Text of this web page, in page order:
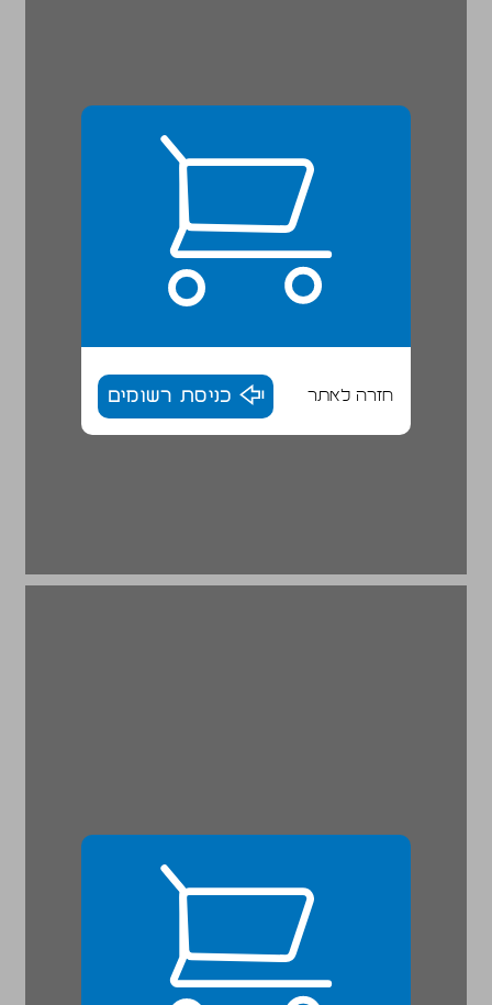
חזרה לאתר כניסת רשומים